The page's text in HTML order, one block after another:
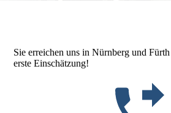
Sie erreichen uns in Nürnberg und
erste Einschätzung!